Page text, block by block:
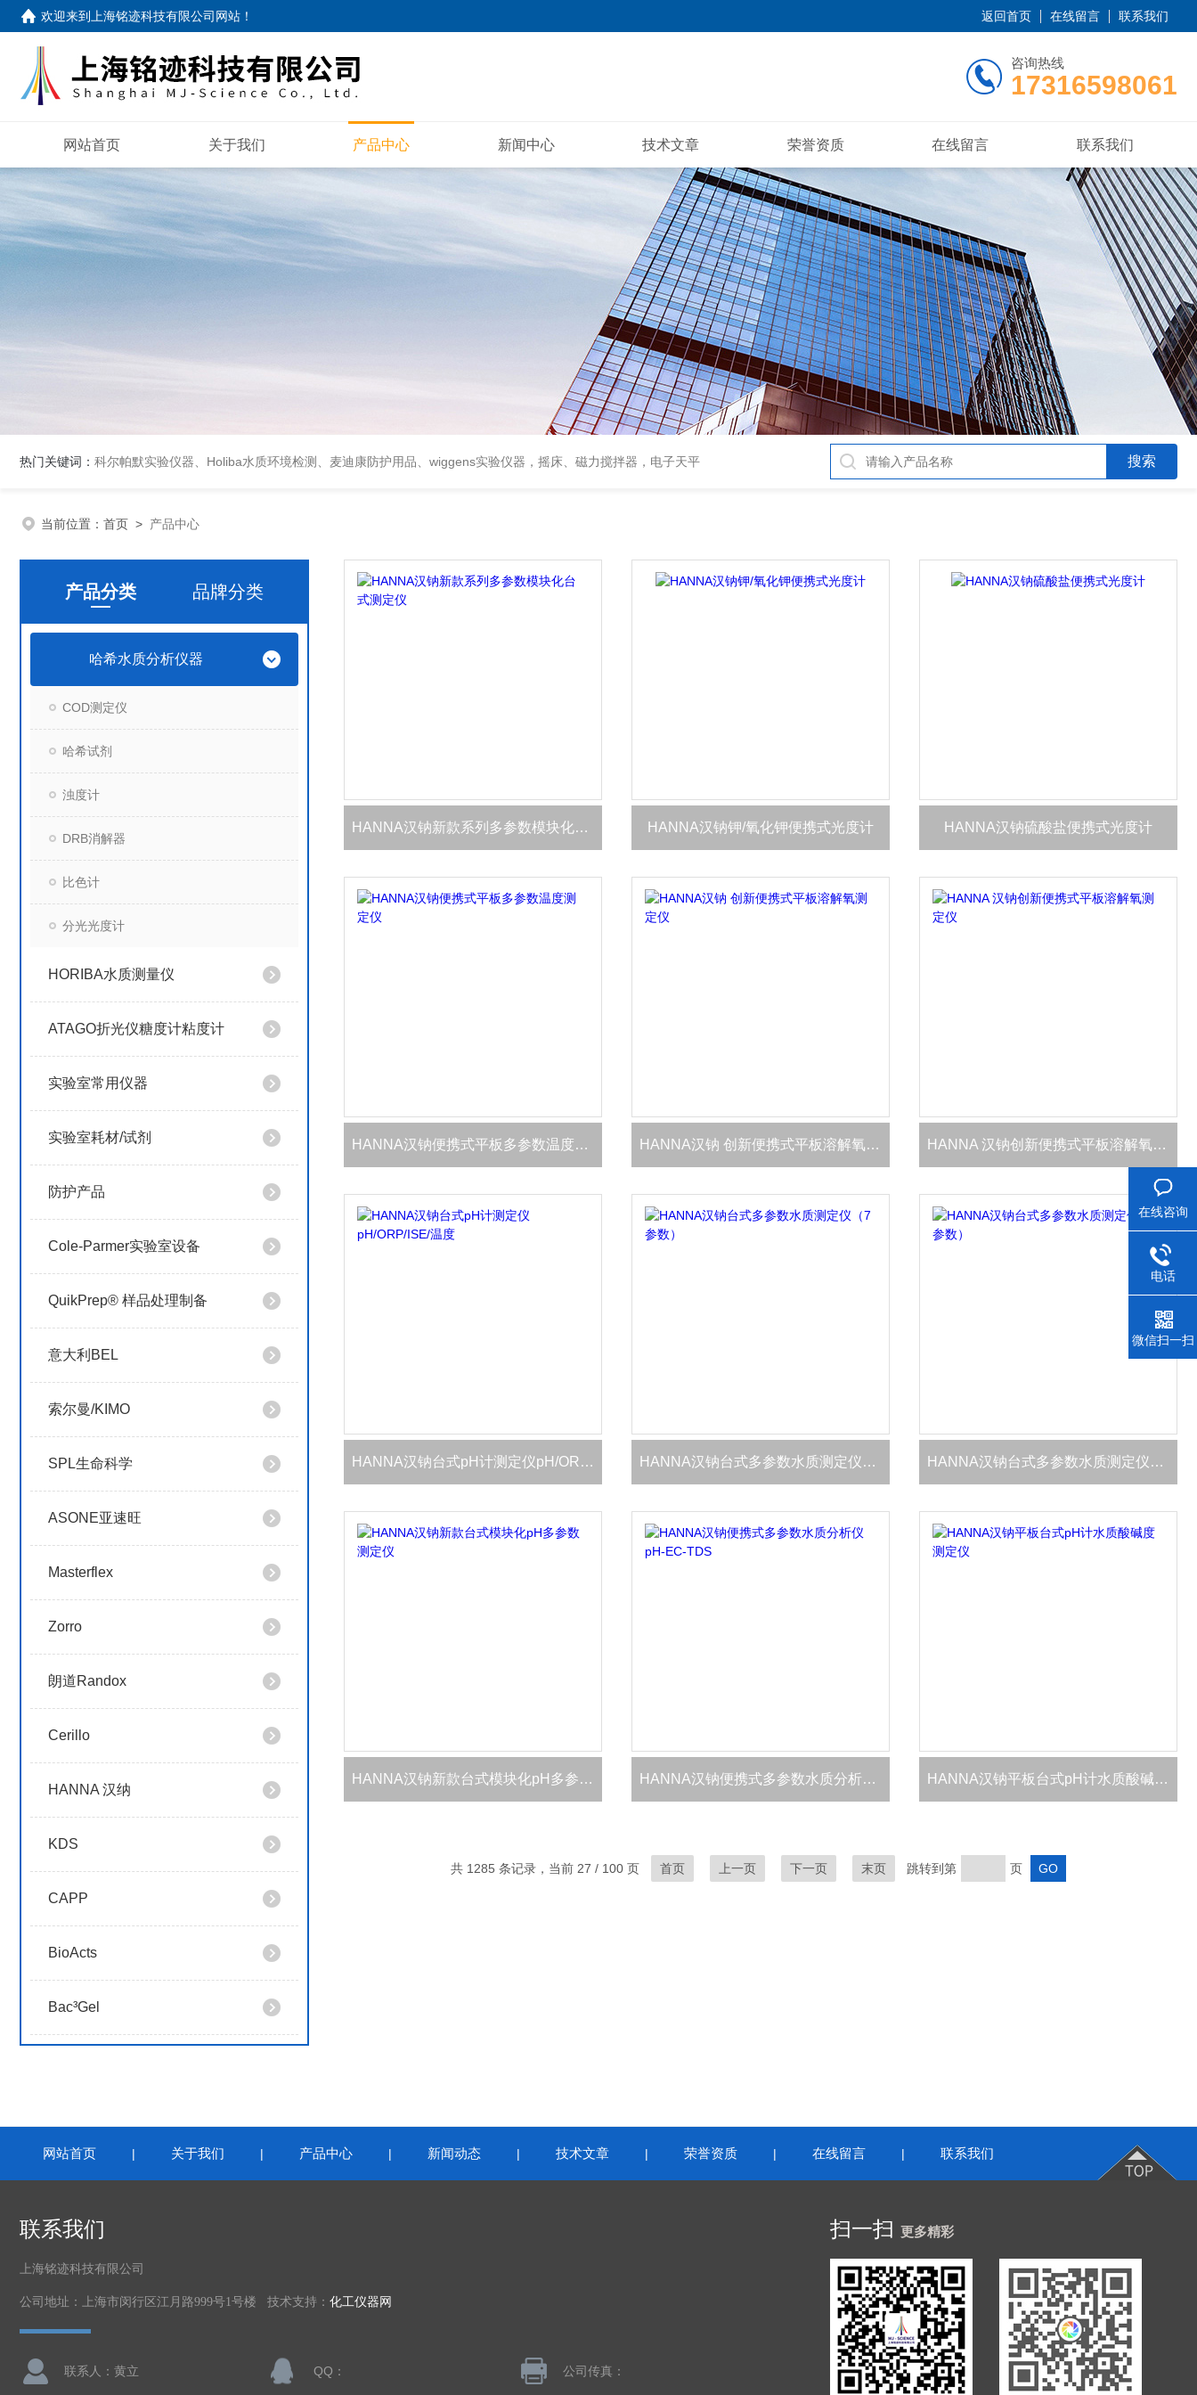
欢迎来到 上海铭迹科技有限公司网站 ！ 返回首页 在线留言 联系我们
咨询热线
17316598061
网站首页 关于我们 产品中心 新闻中心 技术文章 荣誉资质 在线留言 联系我们
热门关键词： 科尔帕默实验仪器、Holiba水质环境检测、麦迪康防护用品、wiggens实验仪器，摇床、磁力搅拌器，电子天平
当前位置： 首页 > 产品中心
产品分类 品牌分类
哈希水质分析仪器
COD测定仪
哈希试剂
浊度计
DRB消解器
比色计
分光光度计
HORIBA水质测量仪
ATAGO折光仪糖度计粘度计
实验室常用仪器
实验室耗材/试剂
防护产品
Cole-Parmer实验室设备
QuikPrep® 样品处理制备
意大利BEL
索尔曼/KIMO
SPL生命科学
ASONE亚速旺
Masterflex
Zorro
朗道Randox
Cerillo
HANNA 汉纳
KDS
CAPP
BioActs
Bac³Gel
HANNA汉钠新款系列多参数模块化台式测定仪 HANNA汉钠钾/氧化钾便携式光度计 HANNA汉钠硫酸盐便携式光度计
HANNA汉钠便携式平板多参数温度测定仪 HANNA汉钠 创新便携式平板溶解氧测定仪 HANNA 汉钠创新便携式平板溶解氧测定仪
HANNA汉钠台式pH计测定仪pH/ORP/ISE/温度 HANNA汉钠台式多参数水质测定仪（7 参数） HANNA汉钠台式多参数水质测定仪（8 参数）
HANNA汉钠新款台式模块化pH多参数测定仪 HANNA汉钠便携式多参数水质分析仪pH-EC-TDS HANNA汉钠平板台式pH计水质酸碱度测定仪
共 1285 条记录，当前 27 / 100 页 首页 上一页 下一页 末页 跳转到第 页
网站首页 | 关于我们 | 产品中心 | 新闻动态 | 技术文章 | 荣誉资质 | 在线留言 | 联系我们
联系我们
上海铭迹科技有限公司
公司地址：上海市闵行区江月路999号1号楼 技术支持： 化工仪器网
联系人：黄立 QQ： 公司传真：
扫一扫 更多精彩
在线咨询
电话
微信扫一扫